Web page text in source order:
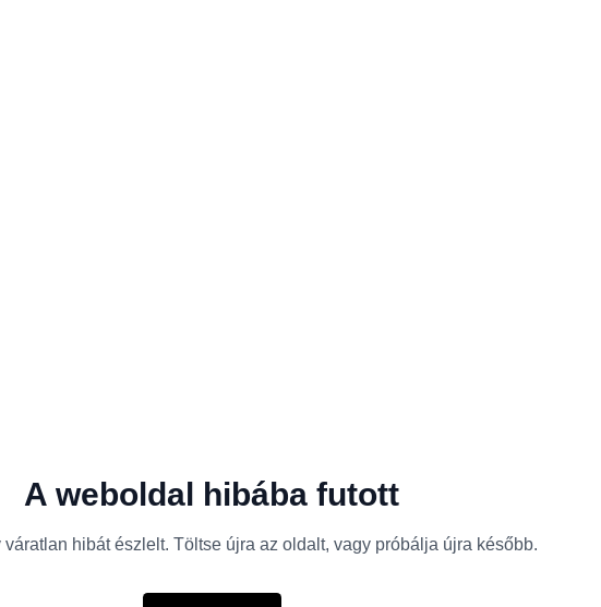
A weboldal hibába futott
váratlan hibát észlelt. Töltse újra az oldalt, vagy próbálja újra később.